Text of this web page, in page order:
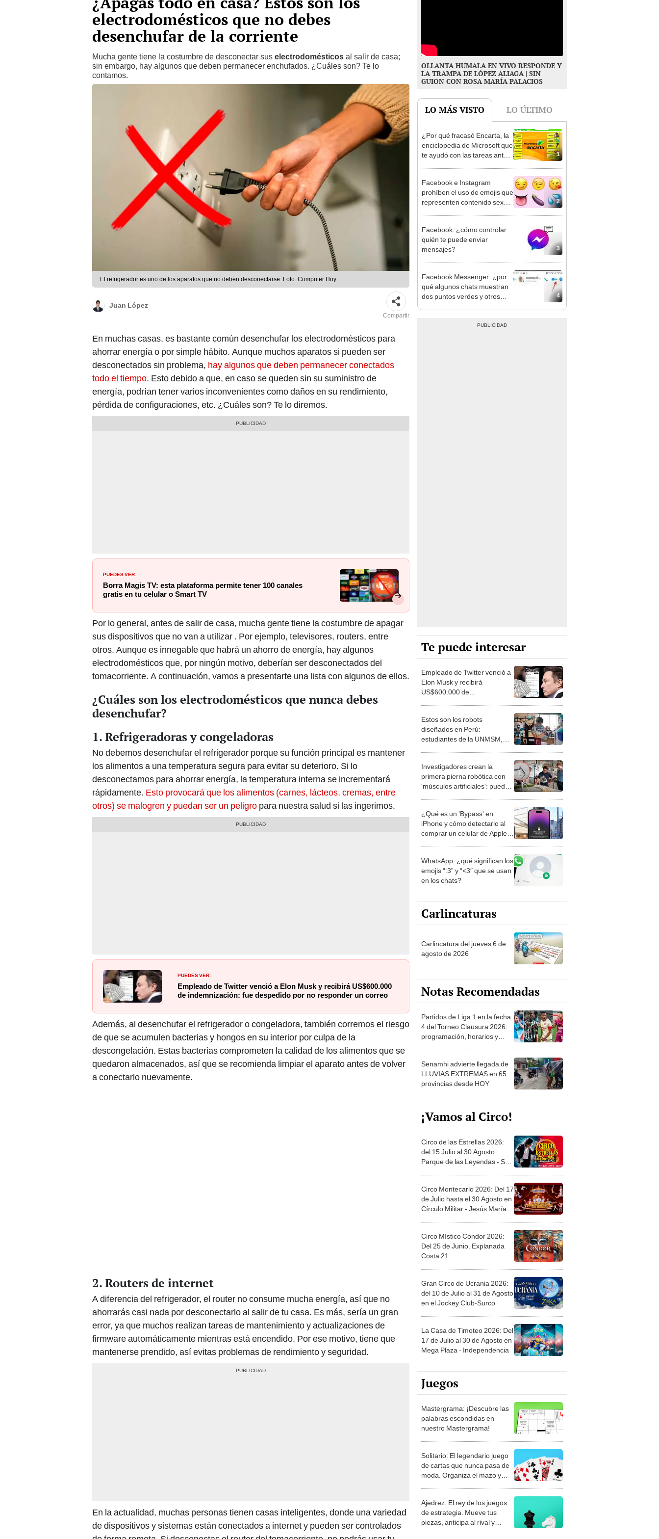
electrodomésticos que no debes
desenchufar de la corriente
Mucha gente tiene la costumbre de desconectar sus electrodomésticos al salir de casa;
sin embargo, hay algunos que deben permanecer enchufados. ¿Cuáles son? Te lo
contamos.
El refrigerador es uno de los aparatos que no deben desconectarse. Foto: Computer Hoy
Juan López
Compartir
En muchas casas, es bastante común desenchufar los electrodomésticos para
ahorrar energía o por simple hábito. Aunque muchos aparatos si pueden ser
desconectados sin problema, hay algunos que deben permanecer conectados
todo el tiempo. Esto debido a que, en caso se queden sin su suministro de
energía, podrían tener varios inconvenientes como daños en su rendimiento,
pérdida de configuraciones, etc. ¿Cuáles son? Te lo diremos.
PUEDES VER:
Borra Magis TV: esta plataforma permite tener 100 canales
gratis en tu celular o Smart TV
Por lo general, antes de salir de casa, mucha gente tiene la costumbre de apagar
sus dispositivos que no van a utilizar . Por ejemplo, televisores, routers, entre
otros. Aunque es innegable que habrá un ahorro de energía, hay algunos
electrodomésticos que, por ningún motivo, deberían ser desconectados del
tomacorriente. A continuación, vamos a presentarte una lista con algunos de ellos.
¿Cuáles son los electrodomésticos que nunca debes
desenchufar?
1. Refrigeradoras y congeladoras
No debemos desenchufar el refrigerador porque su función principal es mantener
los alimentos a una temperatura segura para evitar su deterioro. Si lo
desconectamos para ahorrar energía, la temperatura interna se incrementará
rápidamente. Esto provocará que los alimentos (carnes, lácteos, cremas, entre
otros) se malogren y puedan ser un peligro para nuestra salud si las ingerimos.
PUEDES VER:
Empleado de Twitter venció a Elon Musk y recibirá US$600.000
de indemnización: fue despedido por no responder un correo
Además, al desenchufar el refrigerador o congeladora, también corremos el riesgo
de que se acumulen bacterias y hongos en su interior por culpa de la
descongelación. Estas bacterias comprometen la calidad de los alimentos que se
quedaron almacenados, así que se recomienda limpiar el aparato antes de volver
a conectarlo nuevamente.
2. Routers de internet
A diferencia del refrigerador, el router no consume mucha energía, así que no
ahorrarás casi nada por desconectarlo al salir de tu casa. Es más, sería un gran
error, ya que muchos realizan tareas de mantenimiento y actualizaciones de
firmware automáticamente mientras está encendido. Por ese motivo, tiene que
mantenerse prendido, así evitas problemas de rendimiento y seguridad.
En la actualidad, muchas personas tienen casas inteligentes, donde una variedad
de dispositivos y sistemas están conectados a internet y pueden ser controlados
OLLANTA HUMALA EN VIVO RESPONDE Y
LA TRAMPA DE LÓPEZ ALIAGA | SIN
GUION CON ROSA MARÍA PALACIOS
LO MÁS VISTO LO ÚLTIMO
1
¿Por qué fracasó Encarta, la
enciclopedia de Microsoft que
te ayudó con las tareas antes
2
Facebook e Instagram
prohíben el uso de emojis que
representen contenido sexual
3
Facebook: ¿cómo controlar
quién te puede enviar
mensajes?
4
Facebook Messenger: ¿por
qué algunos chats muestran
dos puntos verdes y otros
Te puede interesar
Empleado de Twitter venció a
Elon Musk y recibirá
US$600.000 de
Estos son los robots
diseñados en Perú:
estudiantes de la UNMSM,
futbolistas y hasta espías
Investigadores crean la
primera pierna robótica con
'músculos artificiales': puede
¿Qué es un 'Bypass' en
iPhone y cómo detectarlo al
comprar un celular de Apple
WhatsApp: ¿qué significan los
emojis “:3” y “<3″ que se usan
en los chats?
Carlincaturas
Carlincatura del jueves 6 de
agosto de 2026
Notas Recomendadas
Partidos de Liga 1 en la fecha
4 del Torneo Clausura 2026:
programación, horarios y
Senamhi advierte llegada de
LLUVIAS EXTREMAS en 65
provincias desde HOY
¡Vamos al Circo!
Circo de las Estrellas 2026:
del 15 Julio al 30 Agosto.
Parque de las Leyendas - San
Circo Montecarlo 2026: Del 17
de Julio hasta el 30 Agosto en
Círculo Militar - Jesús María
Circo Místico Condor 2026:
Del 25 de Junio. Explanada
Costa 21
Gran Circo de Ucrania 2026:
del 10 de Julio al 31 de Agosto
en el Jockey Club-Surco
La Casa de Timoteo 2026: Del
17 de Julio al 30 de Agosto en
Mega Plaza - Independencia
Juegos
Mastergrama: ¡Descubre las
palabras escondidas en
nuestro Mastergrama!
Solitario: El legendario juego
de cartas que nunca pasa de
moda. Organiza el mazo y
Ajedrez: El rey de los juegos
de estrategia. Mueve tus
piezas, anticipa al rival y